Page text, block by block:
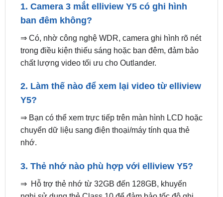
⇒ Có, nhờ công nghệ WDR, camera ghi hình rõ nét
trong điều kiện thiếu sáng hoặc ban đêm, đảm bảo
chất lượng video tối ưu cho Outlander.
2. Làm thế nào để xem lại video từ elliview
⇒ Bạn có thể xem trực tiếp trên màn hình LCD hoặc
chuyển dữ liệu sang điện thoại/máy tính qua thẻ
nhớ.
3. Thẻ nhớ nào phù hợp với elliview Y5?
nghị sử dụng thẻ Class 10 để đảm bảo tốc độ ghi
ổn định.